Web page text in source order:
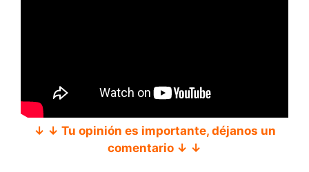
↓ ↓ Tu opinión es importante, déjanos un
comentario ↓ ↓